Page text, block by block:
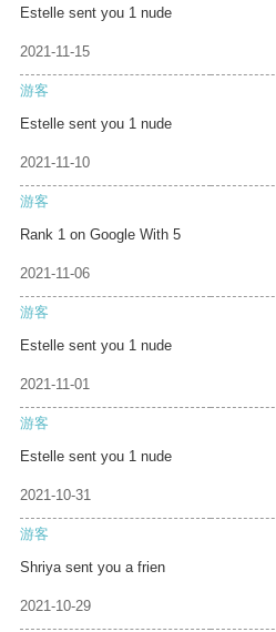
Estelle sent you 1 nude
2021-11-15
游客
Estelle sent you 1 nude
2021-11-10
游客
Rank 1 on Google With 5
2021-11-06
游客
Estelle sent you 1 nude
2021-11-01
游客
Estelle sent you 1 nude
2021-10-31
游客
Shriya sent you a frien
2021-10-29